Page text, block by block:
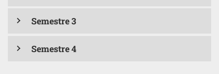
Semestre 3
Semestre 4